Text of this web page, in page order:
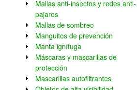
Mallas anti-insectos y redes anti-
pajaros
Mallas de sombreo
Manguitos de prevención
Manta ignífuga
Máscaras y mascarillas de
protección
Mascarillas autofiltrantes